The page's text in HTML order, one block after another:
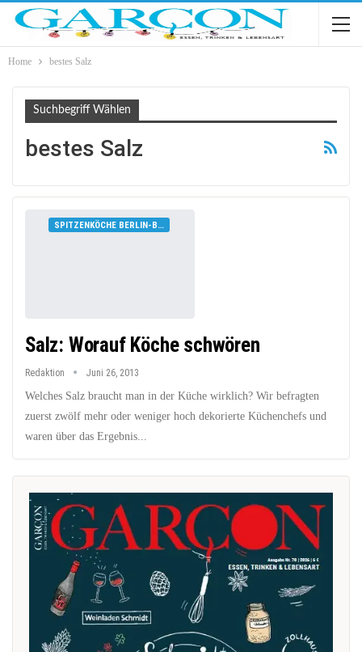
Home bestes Salz
Suchbegriff Wählen
bestes Salz
SPITZENKÖCHE BERLIN-BRANDENBURG
Salz: Worauf Köche schwören
Redaktion Juni 26, 2013
Welches Salz braucht man in der Küche wirklich? Wir befragten
zuerst zwölf mehr oder weniger hoch dekorierte Küchenchefs und
waren über das Ergebnis...